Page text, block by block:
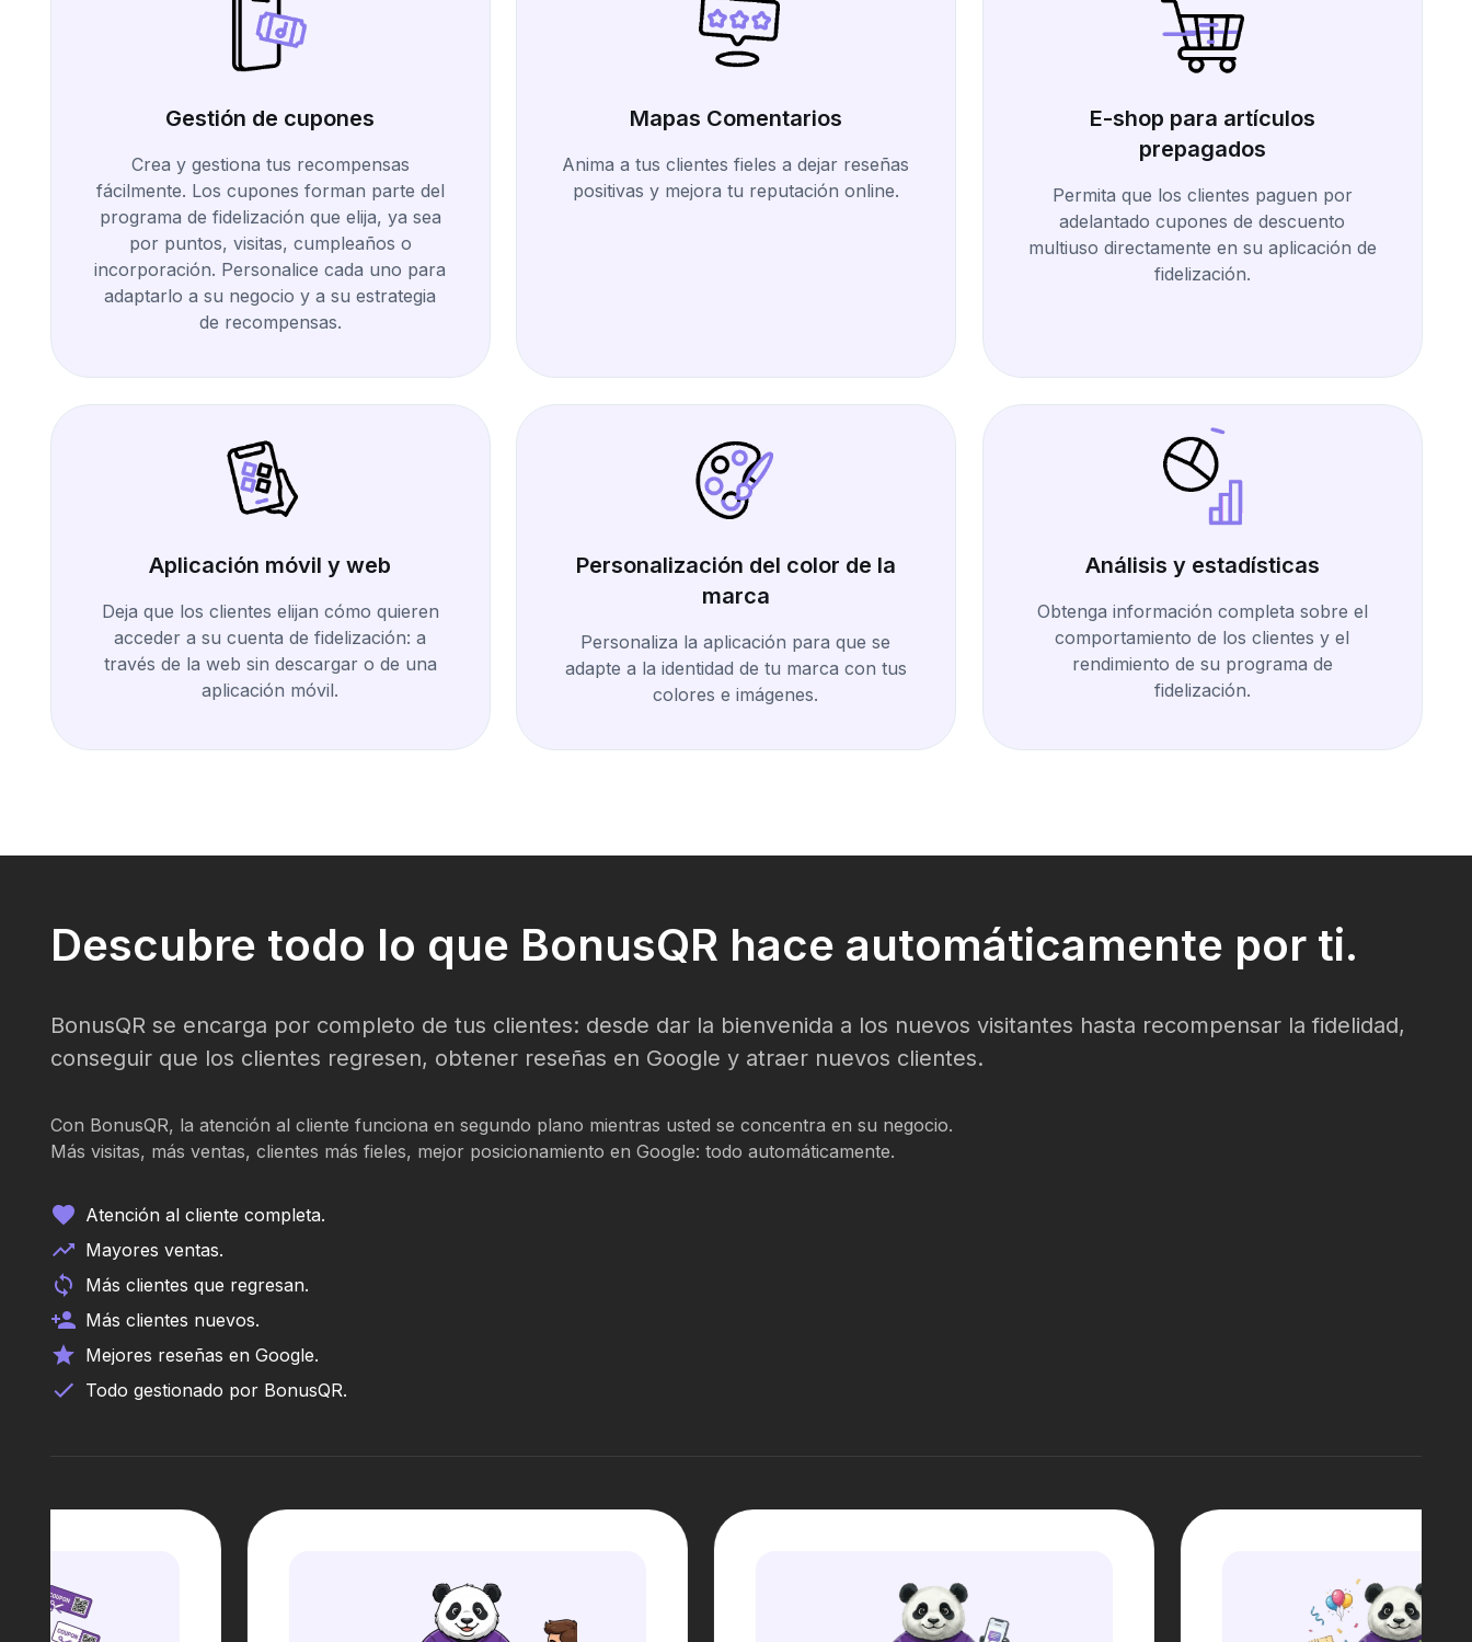
Gestión de cupones
Crea y gestiona tus recompensas
fácilmente. Los cupones forman parte del
programa de fidelización que elija, ya sea
por puntos, visitas, cumpleaños o
incorporación. Personalice cada uno para
adaptarlo a su negocio y a su estrategia
de recompensas.
Mapas Comentarios
Anima a tus clientes fieles a dejar reseñas
positivas y mejora tu reputación online.
E-shop para artículos
prepagados
Permita que los clientes paguen por
adelantado cupones de descuento
multiuso directamente en su aplicación de
fidelización.
Aplicación móvil y web
Deja que los clientes elijan cómo quieren
acceder a su cuenta de fidelización: a
través de la web sin descargar o de una
aplicación móvil.
Personalización del color de la
marca
Personaliza la aplicación para que se
adapte a la identidad de tu marca con tus
colores e imágenes.
Análisis y estadísticas
Obtenga información completa sobre el
comportamiento de los clientes y el
rendimiento de su programa de
fidelización.
Descubre todo lo que BonusQR hace automáticamente por ti.
BonusQR se encarga por completo de tus clientes: desde dar la bienvenida a los nuevos visitantes hasta recompensar la fidelidad,
conseguir que los clientes regresen, obtener reseñas en Google y atraer nuevos clientes.
Con BonusQR, la atención al cliente funciona en segundo plano mientras usted se concentra en su negocio.
Más visitas, más ventas, clientes más fieles, mejor posicionamiento en Google: todo automáticamente.
Atención al cliente completa.
Mayores ventas.
Más clientes que regresan.
Más clientes nuevos.
Mejores reseñas en Google.
Todo gestionado por BonusQR.